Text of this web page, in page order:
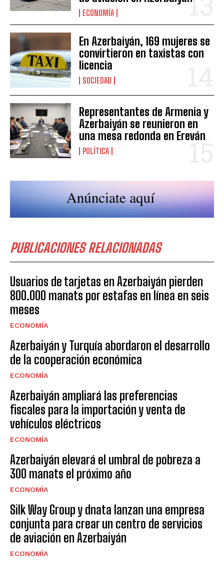
ECONOMÍA
En Azerbaiyán, 169 mujeres se
convirtieron en taxistas con
licencia
SOCIEDAD
Representantes de Armenia y
Azerbaiyán se reunieron en
una mesa redonda en Ereván
POLÍTICA
PUBLICACIONES RELACIONADAS
Usuarios de tarjetas en Azerbaiyán pierden
800.000 manats por estafas en línea en seis
meses
ECONOMÍA
Azerbaiyán y Turquía abordaron el desarrollo
de la cooperación económica
ECONOMÍA
Azerbaiyán ampliará las preferencias
fiscales para la importación y venta de
vehículos eléctricos
ECONOMÍA
Azerbaiyán elevará el umbral de pobreza a
300 manats el próximo año
ECONOMÍA
Silk Way Group y dnata lanzan una empresa
conjunta para crear un centro de servicios
de aviación en Azerbaiyán
ECONOMÍA